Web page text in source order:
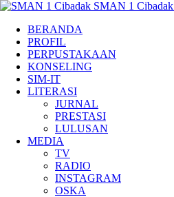
Skip
content
SMAN 1 Cibadak
BERANDA
PROFIL
PERPUSTAKAAN
KONSELING
SIM-IT
LITERASI
JURNAL
PRESTASI
LULUSAN
MEDIA
TV
RADIO
INSTAGRAM
OSKA